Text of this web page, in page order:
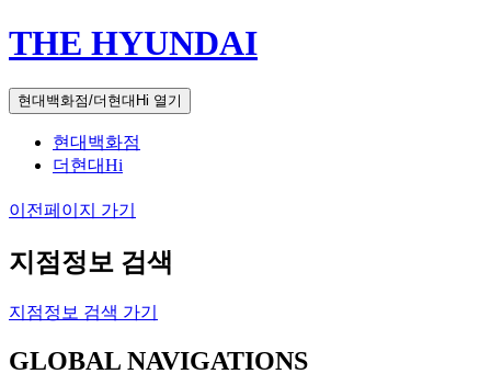
THE HYUNDAI
현대백화점/더현대Hi 열기
현대백화점
더현대Hi
이전페이지 가기
지점정보 검색
지점정보 검색 가기
GLOBAL NAVIGATIONS